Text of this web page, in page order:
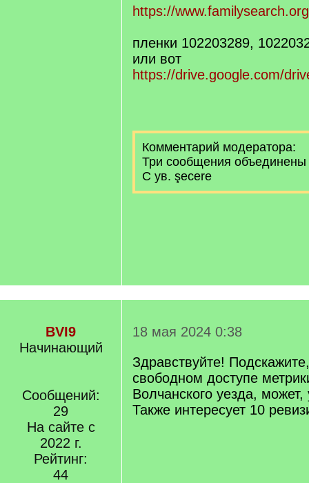
q
]
https://
пленки 102203289,
или вот
https://drive.google.com/
Комментарий модератора:
Три сообщения объединены
С ув. şecere
BVI9
Начинающий
Сообщений:
29
На сайте с
2022 г.
Рейтинг:
44
18 мая 2024 0:38
Здравствуйте!
свободном доступе
Волчанского уезда,
Также интересует 10